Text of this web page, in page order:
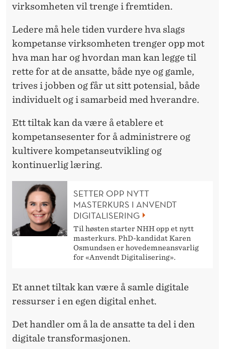
virksomheten vil trenge i fremtiden.
Ledere må hele tiden vurdere hva slags
kompetanse virksomheten trenger opp mot
hva man har og hvordan man kan legge til
rette for at de ansatte, både nye og gamle,
trives i jobben og får ut sitt potensial, både
individuelt og i samarbeid med hverandre.
Ett tiltak kan da være å etablere et
kompetansesenter for å administrere og
kultivere kompetanseutvikling og
kontinuerlig læring.
SETTER OPP NYTT
MASTERKURS I ANVENDT
DIGITALISERING
Til høsten starter NHH opp et nytt
masterkurs. PhD-kandidat Karen
Osmundsen er hovedemneansvarlig
for «Anvendt Digitalisering».
Et annet tiltak kan være å samle digitale
ressurser i en egen digital enhet.
Det handler om å la de ansatte ta del i den
digitale transformasjonen.